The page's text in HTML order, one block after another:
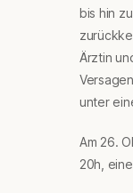
bis hin
Ärztin
unter
Am 26.
20h,